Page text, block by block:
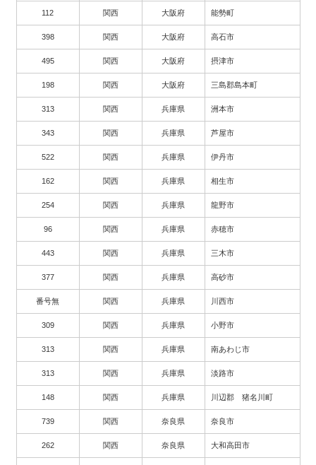
112 関西 大阪府 能勢町
398 関西 大阪府 高石市
495 関西 大阪府 摂津市
198 関西 大阪府 三島郡島本町
313 関西 兵庫県 洲本市
343 関西 兵庫県 芦屋市
522 関西 兵庫県 伊丹市
162 関西 兵庫県 相生市
254 関西 兵庫県 龍野市
96 関西 兵庫県 赤穂市
443 関西 兵庫県 三木市
377 関西 兵庫県 高砂市
番号無 関西 兵庫県 川西市
309 関西 兵庫県 小野市
313 関西 兵庫県 南あわじ市
313 関西 兵庫県 淡路市
148 関西 兵庫県 川辺郡 猪名川町
739 関西 奈良県 奈良市
262 関西 奈良県 大和高田市